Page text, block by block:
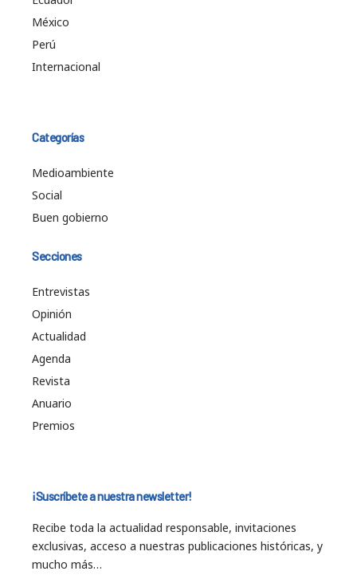
México
Perú
Internacional
Categorías
Medioambiente
Social
Buen gobierno
Secciones
Entrevistas
Opinión
Actualidad
Agenda
Revista
Anuario
Premios
¡Suscríbete a nuestra newsletter!
Recibe toda la actualidad responsable, invitaciones
exclusivas, acceso a nuestras publicaciones históricas, y
mucho más…